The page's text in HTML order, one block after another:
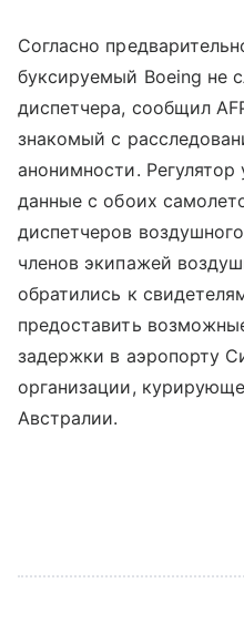
Согласно
буксируемый Boeing не
диспетчера, сообщил
знакомый с
анонимности. Регулятор
данные с обоих
диспетчеров
членов экипажей
обратились к
предоставить
задержки в аэропорту
организации,
Австралии.